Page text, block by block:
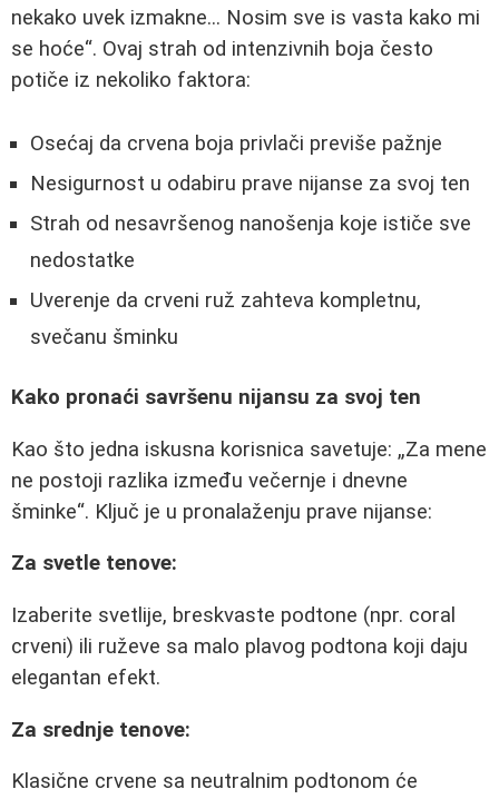
nekako uvek izmakne... Nosim sve is vasta kako mi
se hoće . Ovaj strah od intenzivnih boja često
potiče iz nekoliko faktora:
Osećaj da crvena boja privlači previše pažnje
Nesigurnost u odabiru prave nijanse za svoj ten
Strah od nesavršenog nanošenja koje ističe sve
nedostatke
Uverenje da crveni ruž zahteva kompletnu,
svečanu šminku
Kako pronaći savršenu nijansu za svoj ten
Kao što jedna iskusna korisnica savetuje:
Za mene
ne postoji razlika između večernje i dnevne
šminke . Ključ je u pronalaženju prave nijanse:
Za svetle tenove:
Izaberite svetlije, breskvaste podtone (npr. coral
crveni) ili ruževe sa malo plavog podtona koji daju
elegantan efekt.
Za srednje tenove:
Klasične crvene sa neutralnim podtonom će